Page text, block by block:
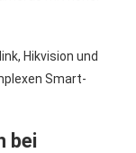
Hikvision und
Smart-
bei